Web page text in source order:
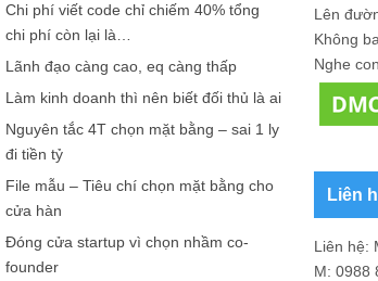
Chi phí viết code chỉ chiếm 40% tổng
chi phí còn lại là…
Lãnh đạo càng cao, eq càng thấp
Làm kinh doanh thì nên biết đối thủ là ai
Nguyên tắc 4T chọn mặt bằng – sai 1 ly
đi tiền tỷ
File mẫu – Tiêu chí chọn mặt bằng cho
cửa hàn
Đóng cửa startup vì chọn nhầm co-
founder
Lên
Không
Nghe con.
Liên
Liên hệ:
M: 0988